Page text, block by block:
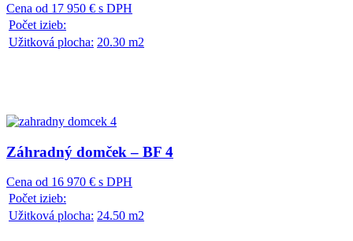
Cena od 17 950 € s DPH
Počet izieb:
Užitková plocha: 20.30 m2
Záhradný domček – BF 4
Cena od 16 970 € s DPH
Počet izieb:
Užitková plocha: 24.50 m2